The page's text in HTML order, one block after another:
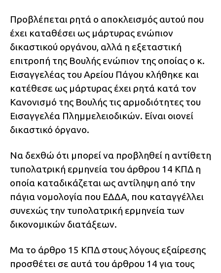
Προβλέπεται ρητά ο αποκλεισμός αυτού που
έχει καταθέσει ως μάρτυρας ενώπιον
δικαστικού οργάνου, αλλά η εξεταστική
επιτροπή της Βουλής ενώπιον της οποίας ο κ.
Εισαγγελέας του Αρείου Πάγου κλήθηκε και
κατέθεσε ως μάρτυρας έχει ρητά κατά τον
Κανονισμό της Βουλής τις αρμοδιότητες του
Εισαγγελέα Πλημμελειοδικών. Είναι οιονεί
δικαστικό όργανο.
Να δεχθώ ότι μπορεί να προβληθεί η αντίθετη
τυπολατρική ερμηνεία του άρθρου 14 ΚΠΔ η
οποία καταδικάζεται ως αντίληψη από την
πάγια νομολογία που ΕΔΔΑ, που καταγγέλλει
συνεχώς την τυπολατρική ερμηνεία των
δικονομικών διατάξεων.
Μα το άρθρο 15 ΚΠΔ στους λόγους εξαίρεσης
προσθέτει σε αυτά του άρθρου 14 για τους